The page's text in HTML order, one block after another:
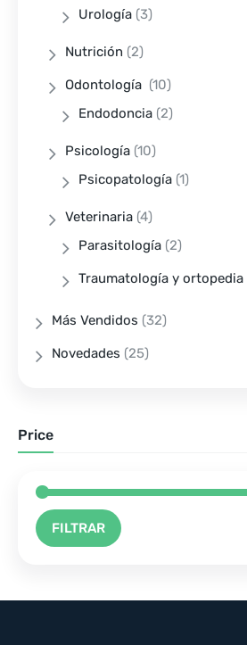
Urología (3)
Nutrición (2)
Odontología (10)
Endodoncia (2)
Psicología (10)
Psicopatología (1)
Veterinaria (4)
Parasitología (2)
Traumatología y ortopedia
Más Vendidos (32)
Novedades (25)
Price
FILTRAR